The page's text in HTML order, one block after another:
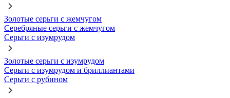
Золотые серьги с жемчугом
Серебряные серьги с жемчугом
Серьги с изумрудом
Золотые серьги с изумрудом
Серьги с изумрудом и бриллиантами
Серьги с рубином